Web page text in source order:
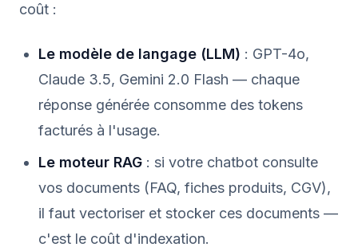
coût :
Le modèle de langage (LLM) : GPT-4o,
Claude 3.5, Gemini 2.0 Flash — chaque
réponse générée consomme des tokens
facturés à l'usage.
Le moteur RAG : si votre chatbot consulte
vos documents (FAQ, fiches produits, CGV),
il faut vectoriser et stocker ces documents —
c'est le coût d'indexation.